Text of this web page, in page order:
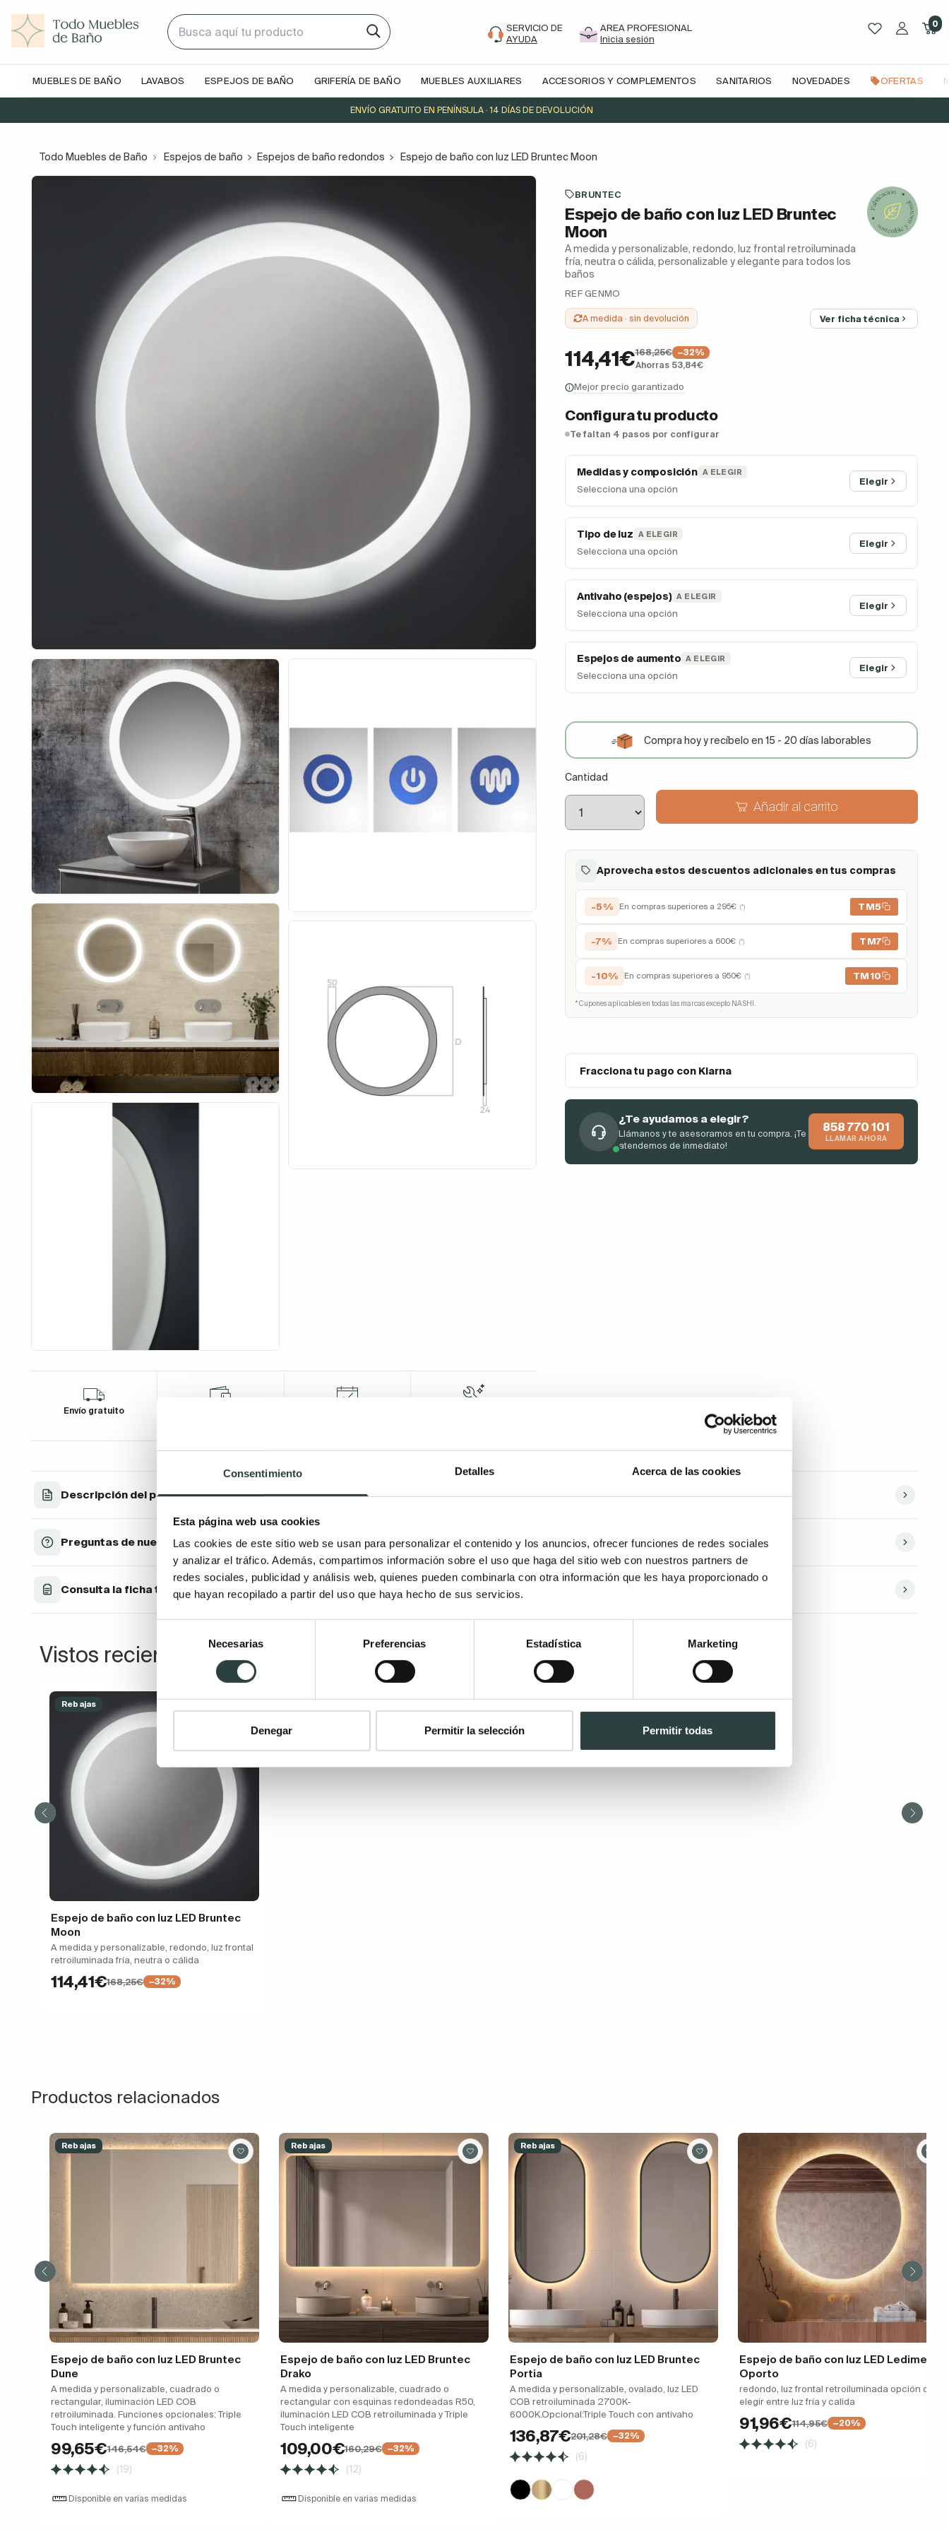
Consentimiento Detalles Acerca de las cookies
Esta página web usa cookies
Las cookies de este sitio web se usan para personalizar el contenido y los anuncios, ofrecer funciones de redes sociales
y analizar el tráfico. Además, compartimos información sobre el uso que haga del sitio web con nuestros partners de
redes sociales, publicidad y análisis web, quienes pueden combinarla con otra información que les haya proporcionado o
que hayan recopilado a partir del uso que haya hecho de sus servicios.
consentimiento
Necesarias Preferencias Estadística Marketing
Denegar Permitir la selección Permitir todas
SERVICIO DE
AYUDA
AREA PROFESIONAL
Inicia sesión
0
MUEBLES DE BAÑO LAVABOS ESPEJOS DE BAÑO GRIFERÍA DE BAÑO MUEBLES AUXILIARES ACCESORIOS Y COMPLEMENTOS SANITARIOS NOVEDADES OFERTAS
ENVÍO GRATUITO EN PENÍNSULA · 14 DÍAS DE DEVOLUCIÓN
Todo Muebles de Baño Espejos de baño Espejos de baño redondos Espejo de baño con luz LED Bruntec Moon
Envío gratuito
BRUNTEC
Espejo de baño con luz LED Bruntec
Moon
A medida y personalizable, redondo, luz frontal retroiluminada
fría, neutra o cálida, personalizable y elegante para todos los
baños
REF GENMO
A medida · sin devolución Ver ficha técnica
114,41€168,25€
−32%
Ahorras 53,84€
Mejor precio garantizado
Configura tu producto
Te faltan 4 pasos por configurar
Medidas y composición A ELEGIR
Selecciona una opción
Elegir
Tipo de luz A ELEGIR
Selecciona una opción
Elegir
Antivaho (espejos) A ELEGIR
Selecciona una opción
Elegir
Espejos de aumento A ELEGIR
Selecciona una opción
Elegir
Compra hoy y recíbelo en 15 - 20 días laborables
Cantidad
Añadir al carrito
Aprovecha estos descuentos adicionales en tus compras
-5% En compras superiores a 295€ (*) TM5
-7% En compras superiores a 600€ (*) TM7
-10% En compras superiores a 950€ (*) TM10
* Cupones aplicables en todas las marcas excepto NASHI.
Fracciona tu pago con Klarna
¿Te ayudamos a elegir?
Llámanos y te asesoramos en tu compra. ¡Te
atendemos de inmediato!
858 770 101
LLAMAR AHORA
Descripción del producto
Preguntas de nuestros clientes
Consulta la ficha técnica
Vistos recientemente
Rebajas
Espejo de baño con luz LED Bruntec
Moon
A medida y personalizable, redondo, luz frontal
retroiluminada fría, neutra o cálida
114,41€168,25€ −32%
Productos relacionados
Rebajas
Espejo de baño con luz LED Bruntec
Dune
A medida y personalizable, cuadrado o
rectangular, iluminación LED COB
retroiluminada. Funciones opcionales: Triple
Touch inteligente y función antivaho
99,65€146,54€ −32%
(19)
Disponible en varias medidas
Rebajas
Espejo de baño con luz LED Bruntec
Drako
A medida y personalizable, cuadrado o
rectangular con esquinas redondeadas R50,
iluminación LED COB retroiluminada y Triple
Touch inteligente
109,00€160,29€ −32%
(12)
Disponible en varias medidas
Rebajas
Espejo de baño con luz LED Bruntec
Portia
A medida y personalizable, ovalado, luz LED
COB retroiluminada 2700K-
6000K.Opcional:Triple Touch con antivaho
136,87€201,28€ −32%
(6)
Espejo de baño con luz LED Ledimex
Oporto
redondo, luz frontal retroiluminada opción de
elegir entre luz fría y calida
91,96€114,95€ −20%
(6)